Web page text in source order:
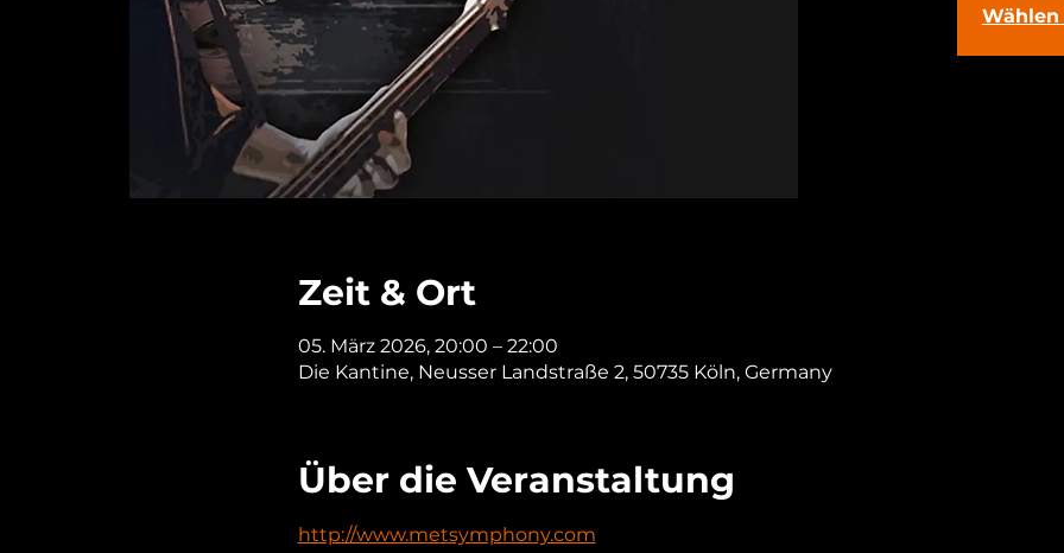
Wählen
Zeit & Ort
05. März 2026, 20:00 – 22:00
Die Kantine, Neusser Landstraße 2, 50735 Köln, Germany
Über die Veranstaltung
http://www.metsymphony.com